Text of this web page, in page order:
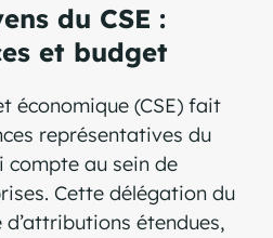
du CSE :
et budget
économique (CSE) fait
représentatives du
compte au sein de
Cette délégation du
étendues,